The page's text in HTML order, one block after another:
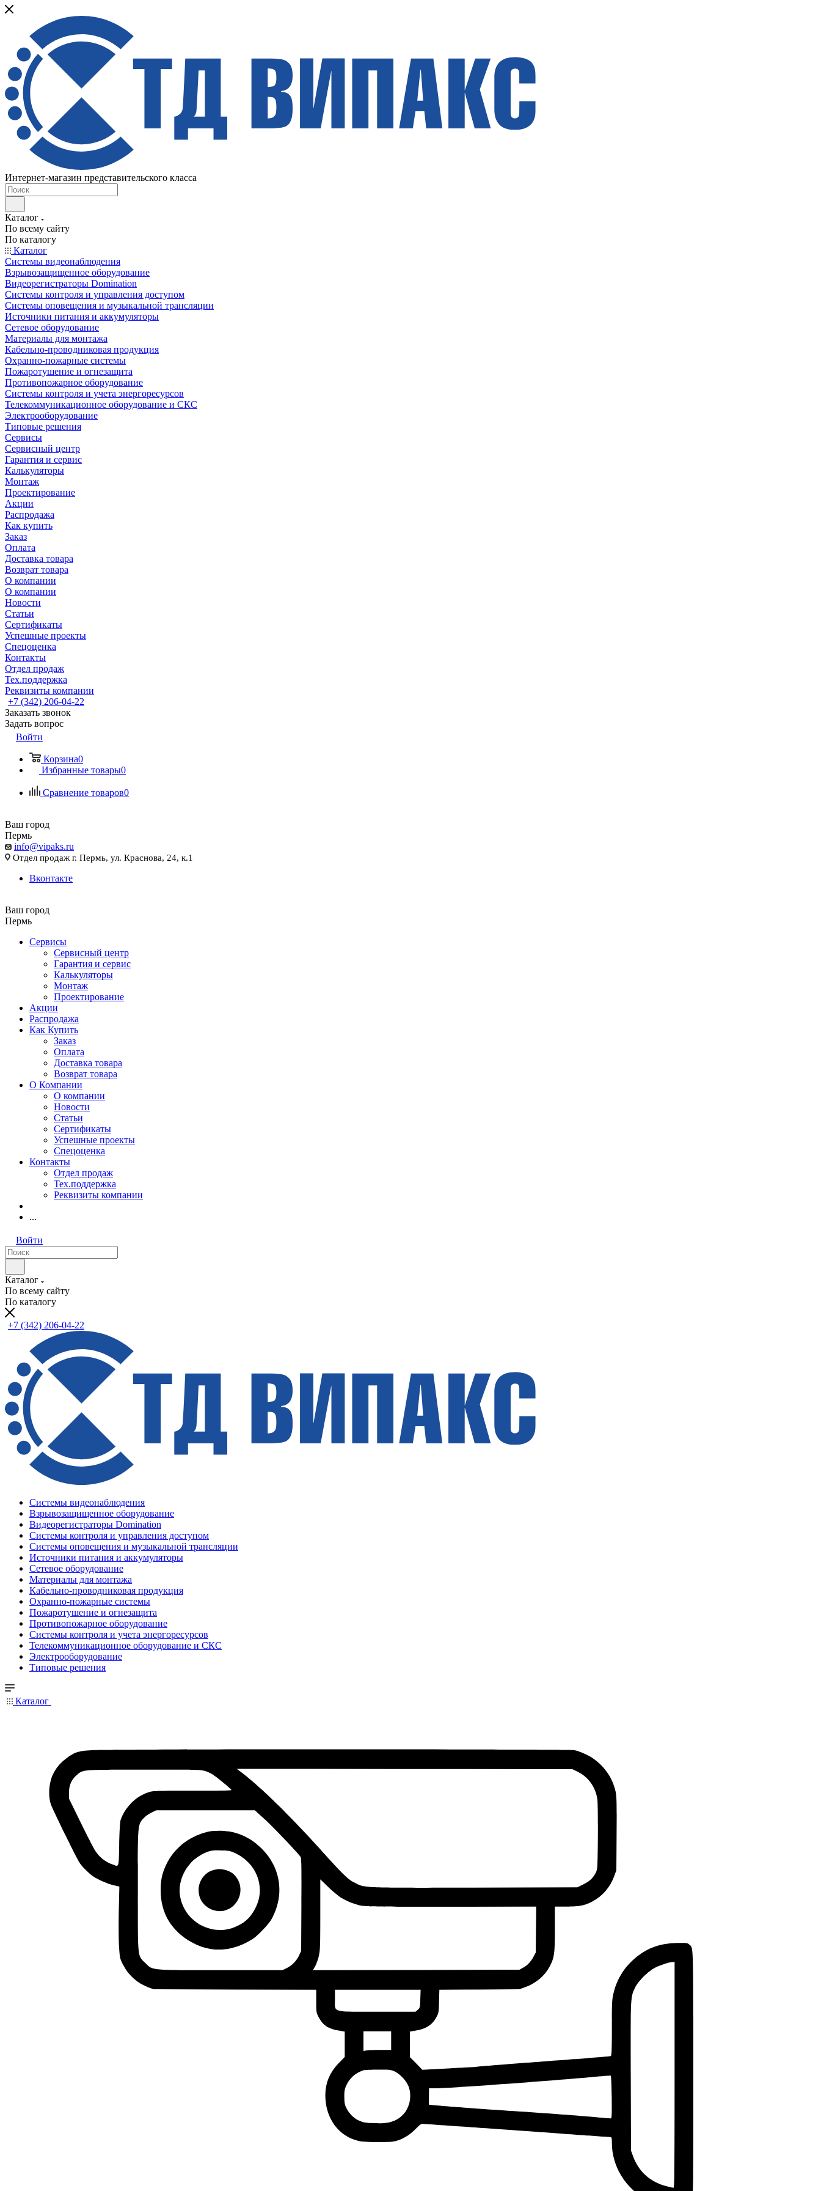
Интернет-магазин представительского класса
Каталог
По всему сайту
По каталогу
Каталог
Системы видеонаблюдения
Взрывозащищенное оборудование
Видеорегистраторы Domination
Системы контроля и управления доступом
Системы оповещения и музыкальной трансляции
Источники питания и аккумуляторы
Сетевое оборудование
Материалы для монтажа
Кабельно-проводниковая продукция
Охранно-пожарные системы
Пожаротушение и огнезащита
Противопожарное оборудование
Системы контроля и учета энергоресурсов
Телекоммуникационное оборудование и СКС
Электрооборудование
Типовые решения
Сервисы
Сервисный центр
Гарантия и сервис
Калькуляторы
Монтаж
Проектирование
Акции
Распродажа
Как купить
Заказ
Оплата
Доставка товара
Возврат товара
О компании
О компании
Новости
Статьи
Сертификаты
Успешные проекты
Спецоценка
Контакты
Отдел продаж
Тех.поддержка
Реквизиты компании
+7 (342) 206-04-22
Заказать звонок
Задать вопрос
Войти
Корзина0
Избранные товары0
Сравнение товаров0
Ваш город
Пермь
info@vipaks.ru
Отдел продаж г. Пермь, ул. Краснова, 24, к.1
Вконтакте
Ваш город
Пермь
Сервисы
Сервисный центр
Гарантия и сервис
Калькуляторы
Монтаж
Проектирование
Акции
Распродажа
Как Купить
Заказ
Оплата
Доставка товара
Возврат товара
О Компании
О компании
Новости
Статьи
Сертификаты
Успешные проекты
Спецоценка
Контакты
Отдел продаж
Тех.поддержка
Реквизиты компании
...
Войти
Каталог
По всему сайту
По каталогу
+7 (342) 206-04-22
Системы видеонаблюдения
Взрывозащищенное оборудование
Видеорегистраторы Domination
Системы контроля и управления доступом
Системы оповещения и музыкальной трансляции
Источники питания и аккумуляторы
Сетевое оборудование
Материалы для монтажа
Кабельно-проводниковая продукция
Охранно-пожарные системы
Пожаротушение и огнезащита
Противопожарное оборудование
Системы контроля и учета энергоресурсов
Телекоммуникационное оборудование и СКС
Электрооборудование
Типовые решения
Каталог